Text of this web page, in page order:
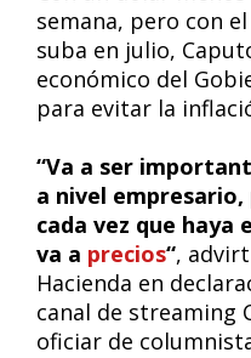
semana, pero con
suba en julio,
económico del
para evitar la
“Va a ser
a nivel
cada vez que haya
va a precios“,
Hacienda en
canal de streaming
oficiar de